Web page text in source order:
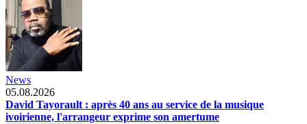
News
05.08.2026
David Tayorault : après 40 ans au service de la musique
ivoirienne, l'arrangeur exprime son amertume